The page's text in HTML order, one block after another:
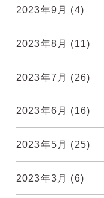
2023年9月 (4)
2023年8月 (11)
2023年7月 (26)
2023年6月 (16)
2023年5月 (25)
2023年3月 (6)